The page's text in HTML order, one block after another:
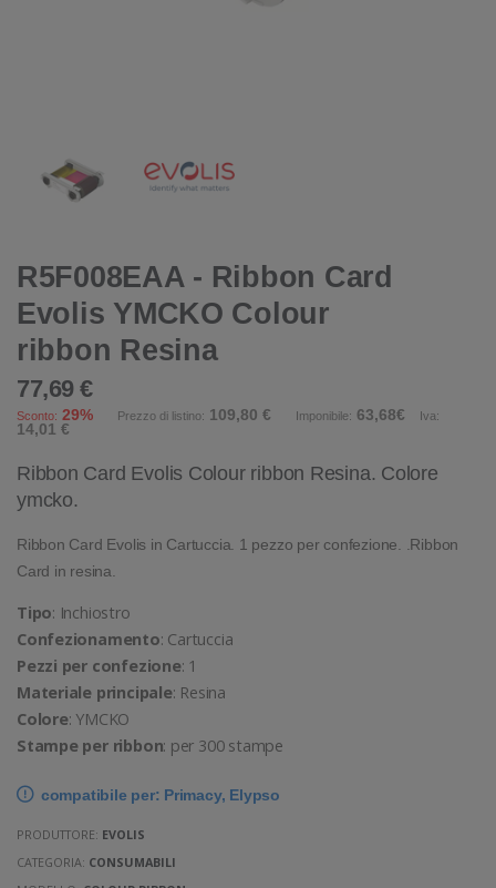
R5F008EAA - Ribbon Card
Evolis YMCKO Colour
ribbon Resina
77,69 €
Sconto: 29% Prezzo di listino: 109,80 € Imponibile: 63,68€ Iva:
14,01 €
Ribbon Card Evolis Colour ribbon Resina. Colore
ymcko.
Ribbon Card Evolis in Cartuccia. 1 pezzo per confezione. .Ribbon
Card in resina.
Tipo: Inchiostro
Confezionamento: Cartuccia
Pezzi per confezione: 1
Materiale principale: Resina
Colore: YMCKO
Stampe per ribbon: per 300 stampe
compatibile per: Primacy, Elypso
PRODUTTORE: EVOLIS
CATEGORIA: CONSUMABILI